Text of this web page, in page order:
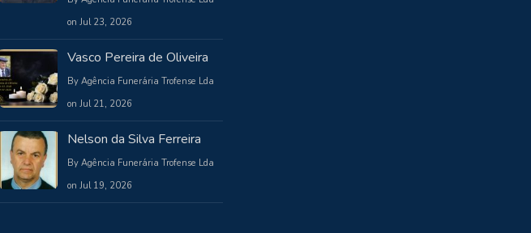
on Jul 23, 2026
Vasco Pereira de Oliveira
By Agência Funerária Trofense Lda
on Jul 21, 2026
Nelson da Silva Ferreira
By Agência Funerária Trofense Lda
on Jul 19, 2026